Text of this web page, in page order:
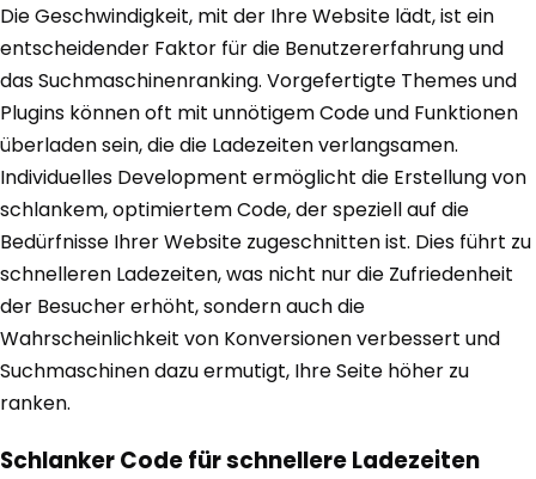
Die Geschwindigkeit, mit der Ihre Website lädt, ist ein
entscheidender Faktor für die Benutzererfahrung und
das Suchmaschinenranking. Vorgefertigte Themes und
Plugins können oft mit unnötigem Code und Funktionen
überladen sein, die die Ladezeiten verlangsamen.
Individuelles Development ermöglicht die Erstellung von
schlankem, optimiertem Code, der speziell auf die
Bedürfnisse Ihrer Website zugeschnitten ist. Dies führt zu
schnelleren Ladezeiten, was nicht nur die Zufriedenheit
der Besucher erhöht, sondern auch die
Wahrscheinlichkeit von Konversionen verbessert und
Suchmaschinen dazu ermutigt, Ihre Seite höher zu
ranken.
Schlanker Code für schnellere Ladezeiten